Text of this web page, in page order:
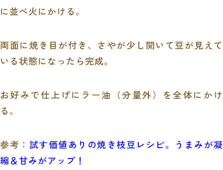
に並べ火にかける。
両面に焼き目が付き、さやが少し開いて豆が見えて
いる状態になったら完成。
お好みで仕上げにラー油（分量外）を全体にかけ
る。
参考： 試す価値ありの焼き枝豆レシピ。うまみが凝
縮＆甘みがアップ！